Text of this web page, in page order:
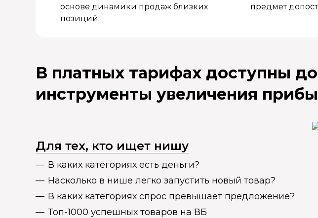
основе динамики продаж близких
позиций.
предмет
В платных тарифах доступны
инструменты увеличения
Для тех, кто ищет нишу
В каких категориях есть деньги?
Насколько в нише легко запустить новый товар?
В каких категориях спрос превышает предложение?
Топ-1000 успешных товаров на ВБ